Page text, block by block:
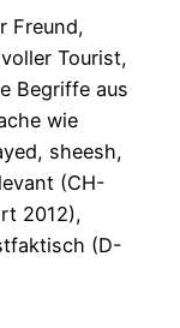
Freund,
Tourist,
Begriffe aus
wie
sheesh,
(CH-
2012),
(D-